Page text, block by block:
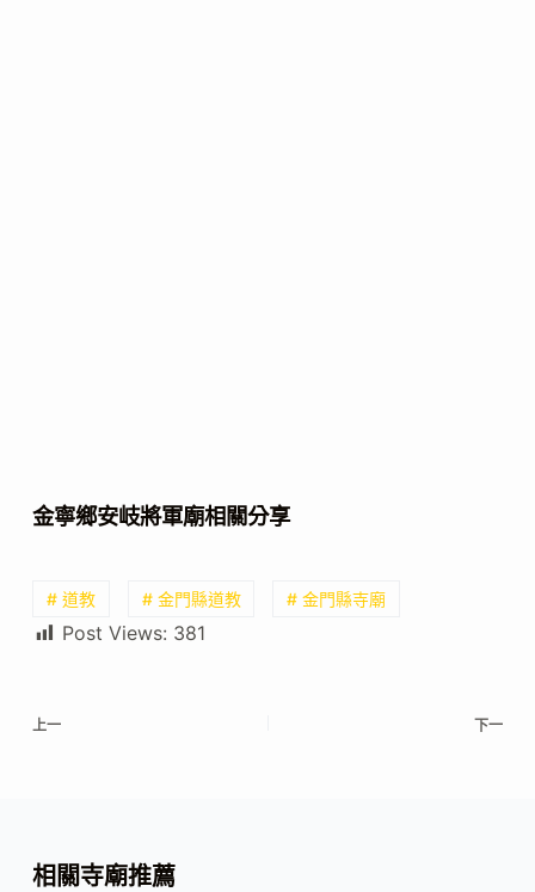
金寧鄉安岐將軍廟相關分享
# 道教 # 金門縣道教 # 金門縣寺廟
Post Views: 381
上一 下一
相關寺廟推薦